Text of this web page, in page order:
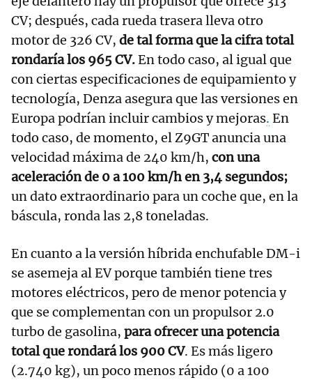
CV; después, cada rueda trasera lleva otro
motor de 326 CV, de tal forma que la cifra total
rondaría los 965 CV.En todo caso, al igual que
con ciertas especificaciones de equipamiento y
tecnología, Denza asegura que las versiones en
Europa podrían incluir cambios y mejoras. En
todo caso, de momento, el Z9GT anuncia una
velocidad máxima de 240 km/h, con una
aceleración de 0 a 100 km/h en 3,4 segundos;
un dato extraordinario para un coche que, en la
báscula, ronda las 2,8 toneladas.
En cuanto a la versión híbrida enchufable DM-i
se asemeja al EV porque también tiene tres
motores eléctricos, pero de menor potencia y
que se complementan con un propulsor 2.0
turbo de gasolina, para ofrecer una potencia
total que rondará los 900 CV. Es más ligero
(2.740 kg), un poco menos rápido (0 a 100